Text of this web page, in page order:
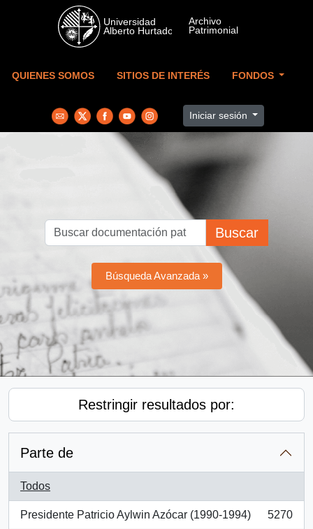
Skip to main content
QUIENES SOMOS SITIOS DE INTERÉS FONDOS
Iniciar sesión
Buscar
Búsqueda Avanzada »
Restringir resultados por:
Parte de
Todos
Presidente Patricio Aylwin Azócar (1990-1994)
, 5270 resultados
5270